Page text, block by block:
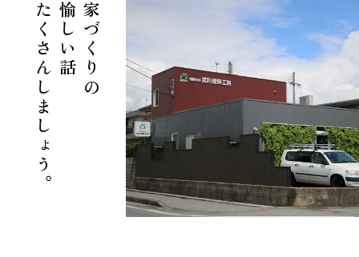
家づくりの
愉しい話
たくさんしましょう。